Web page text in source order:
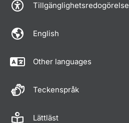
Tillgänglighetsredogörelse
English
Other languages
Teckenspråk
Lättläst